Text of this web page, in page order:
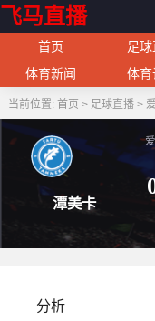
飞马直播
首页 足
体育新闻
体育
当前位置: 首页 > 足球直播>
潭美卡
分析